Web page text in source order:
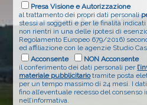
Presa Visione e Autorizzazione
al trattamento dei propri dati personali
stessi ai soggetti e per le finalità
non rientri in una delle ipotesi di
Regolamento Europeo 679/2016)
ed affiliazione con le agenzie Studio
Acconsente
NON Acconsente
il conferimento dei dati personali per
materiale pubblicitariotramite posta
per un tempo massimo di 24 mesi. I
fino all’eventuale recesso del
nell’informativa.